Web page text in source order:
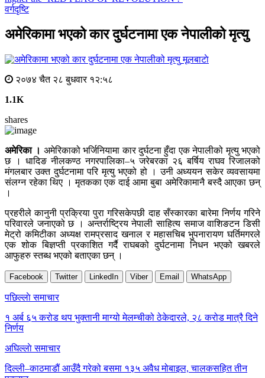
वर्गदृष्टि
अमेरिकामा भएको कार दुर्घटनामा एक नेपालीको मृत्यु
मूलबाटाे
२०७४ चैत २८ बुधवार १२:५८
1.1K
shares
अमेरिका । अमेरिकाको भर्जिनियामा कार दुर्घटना हुँदा एक नेपालीको मृत्यु भएको
छ । धादिङ नीलकण्ठ नगरपालिका–५ जरेबरका २६ बर्षिय राघव रिजालको
मंगलबार उक्त दुर्घटनामा परि मृत्यु भएको हो । उनी अध्ययन सकेर व्यवसायमा
संलग्न रहेका थिए । मृतकका एक दाई आमा बुबा अमेरिकामानै बस्दै आएका छन्
।
प्रहरीले कानुनी प्रक्रिया पुरा गरिसकेपछी दाह सँस्कारका बारेमा निर्णय गरिने
परिवारले जनाएको छ । अन्तर्राष्ट्रिय नेपाली साहित्य समाज वाशिङटन डिसी
मेट्रो कमिटीका अध्यक्ष रामप्रसाद खनाल र महासचिब भुपनारायण घर्तिमगरले
एक शोक बिज्ञप्ती प्रकाशित गर्दै राघबको दुर्घटनामा निधन भएको खबरले
आफुहरु स्तब्ध भएको बताएका छन् ।
Facebook Twitter LinkedIn Viber Email WhatsApp
Post
navigation
पछिल्लाे समाचार
१ अर्ब ६५ करोड थप भुक्तानी माग्यो मेलम्चीको ठेकेदारले, २८ करोड मात्रै दिने
निर्णय
अघिल्लाे समाचार
दिल्ली–काठमाडौं आउँदै गरेको बसमा १३५ अवैध मोबाइल, चालकसहित तीन